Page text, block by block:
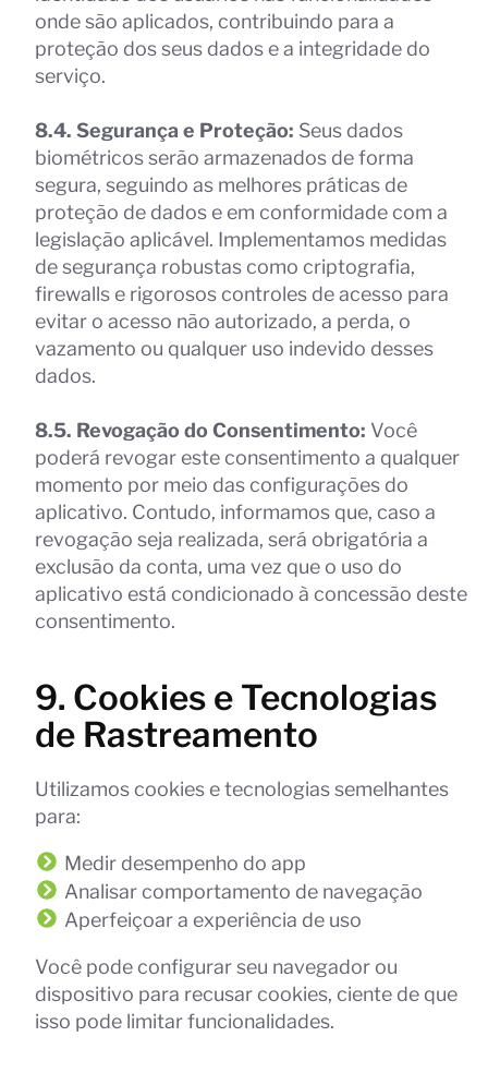
onde são aplicados, contribuindo para a
proteção dos seus dados e a integridade do
serviço.
8.4. Segurança e Proteção: Seus dados
biométricos serão armazenados de forma
segura, seguindo as melhores práticas de
proteção de dados e em conformidade com a
legislação aplicável. Implementamos medidas
de segurança robustas como criptografia,
firewalls e rigorosos controles de acesso para
evitar o acesso não autorizado, a perda, o
vazamento ou qualquer uso indevido desses
dados.
8.5. Revogação do Consentimento: Você
poderá revogar este consentimento a qualquer
momento por meio das configurações do
aplicativo. Contudo, informamos que, caso a
revogação seja realizada, será obrigatória a
exclusão da conta, uma vez que o uso do
aplicativo está condicionado à concessão deste
consentimento.
9. Cookies e Tecnologias
de Rastreamento
Utilizamos cookies e tecnologias semelhantes
para:
Medir desempenho do app
Analisar comportamento de navegação
Aperfeiçoar a experiência de uso
Você pode configurar seu navegador ou
dispositivo para recusar cookies, ciente de que
isso pode limitar funcionalidades.